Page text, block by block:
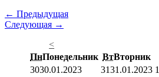
← Предыдущая
Следующая →
<
ПнПонедельник ВтВторник
3030.01.2023 3131.01.2023 1